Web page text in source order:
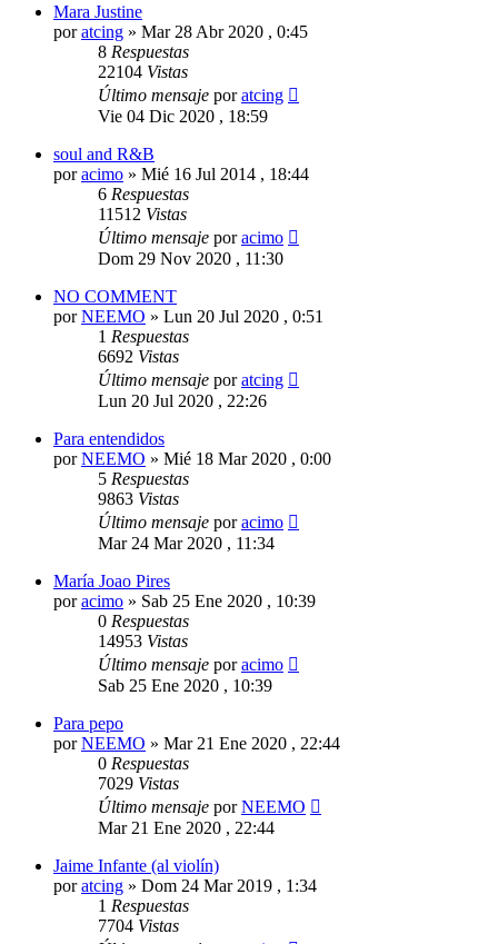
Mara Justine
poratcing » Mar 28 Abr 2020 , 0:45
8 Respuestas
22104 Vistas
Último mensaje poratcing
Vie 04 Dic 2020 , 18:59
soul and R&B
poracimo » Mié 16 Jul 2014 , 18:44
6 Respuestas
11512 Vistas
Último mensaje poracimo
Dom 29 Nov 2020 , 11:30
NO COMMENT
porNEEMO » Lun 20 Jul 2020 , 0:51
1 Respuestas
6692 Vistas
Último mensaje poratcing
Lun 20 Jul 2020 , 22:26
Para entendidos
porNEEMO » Mié 18 Mar 2020 , 0:00
5 Respuestas
9863 Vistas
Último mensaje poracimo
Mar 24 Mar 2020 , 11:34
María Joao Pires
poracimo » Sab 25 Ene 2020 , 10:39
0 Respuestas
14953 Vistas
Último mensaje poracimo
Sab 25 Ene 2020 , 10:39
Para pepo
porNEEMO » Mar 21 Ene 2020 , 22:44
0 Respuestas
7029 Vistas
Último mensaje porNEEMO
Mar 21 Ene 2020 , 22:44
Jaime Infante (al violín)
poratcing » Dom 24 Mar 2019 , 1:34
1 Respuestas
7704 Vistas